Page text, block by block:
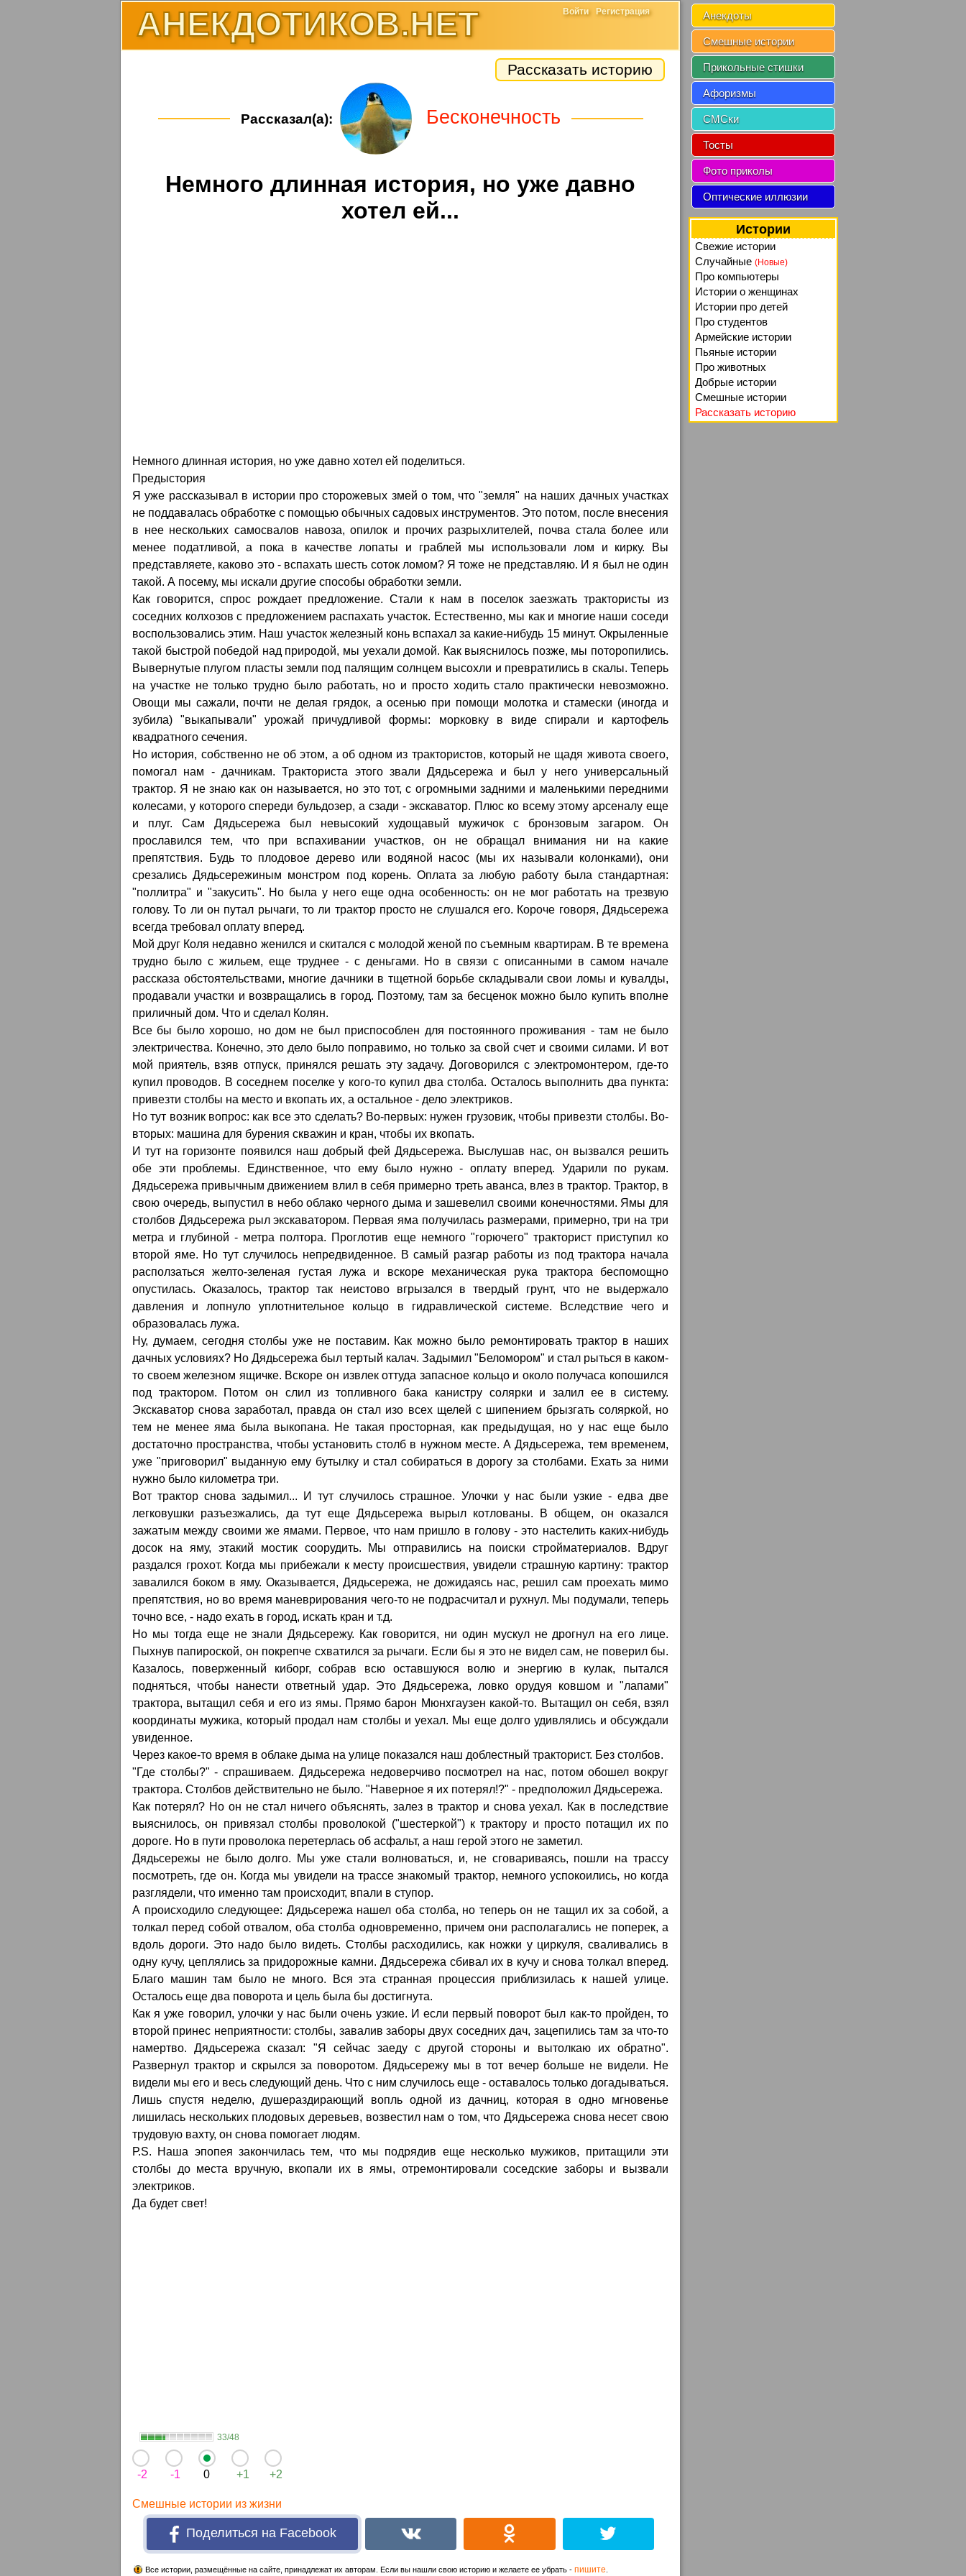
АНЕКДОТИКОВ.НЕТ Войти Регистрация
Рассказать историю
Рассказал(а): Бесконечность
Немного длинная история, но уже давно
хотел ей...
Немного длинная история, но уже давно хотел ей поделиться.
Предыстория
Я уже рассказывал в истории про сторожевых змей о том, что "земля" на наших дачных участках
не поддавалась обработке с помощью обычных садовых инструментов. Это потом, после внесения
в нее нескольких самосвалов навоза, опилок и прочих разрыхлителей, почва стала более или
менее податливой, а пока в качестве лопаты и граблей мы использовали лом и кирку. Вы
представляете, каково это - вспахать шесть соток ломом? Я тоже не представляю. И я был не один
такой. А посему, мы искали другие способы обработки земли.
Как говорится, спрос рождает предложение. Стали к нам в поселок заезжать трактористы из
соседних колхозов с предложением распахать участок. Естественно, мы как и многие наши соседи
воспользовались этим. Наш участок железный конь вспахал за какие-нибудь 15 минут. Окрыленные
такой быстрой победой над природой, мы уехали домой. Как выяснилось позже, мы поторопились.
Вывернутые плугом пласты земли под палящим солнцем высохли и превратились в скалы. Теперь
на участке не только трудно было работать, но и просто ходить стало практически невозможно.
Овощи мы сажали, почти не делая грядок, а осенью при помощи молотка и стамески (иногда и
зубила) "выкапывали" урожай причудливой формы: морковку в виде спирали и картофель
квадратного сечения.
Но история, собственно не об этом, а об одном из трактористов, который не щадя живота своего,
помогал нам - дачникам. Тракториста этого звали Дядьсережа и был у него универсальный
трактор. Я не знаю как он называется, но это тот, с огромными задними и маленькими передними
колесами, у которого спереди бульдозер, а сзади - экскаватор. Плюс ко всему этому арсеналу еще
и плуг. Сам Дядьсережа был невысокий худощавый мужичок с бронзовым загаром. Он
прославился тем, что при вспахивании участков, он не обращал внимания ни на какие
препятствия. Будь то плодовое дерево или водяной насос (мы их называли колонками), они
срезались Дядьсережиным монстром под корень. Оплата за любую работу была стандартная:
"поллитра" и "закусить". Но была у него еще одна особенность: он не мог работать на трезвую
голову. То ли он путал рычаги, то ли трактор просто не слушался его. Короче говоря, Дядьсережа
всегда требовал оплату вперед.
Мой друг Коля недавно женился и скитался с молодой женой по съемным квартирам. В те времена
трудно было с жильем, еще труднее - с деньгами. Но в связи с описанными в самом начале
рассказа обстоятельствами, многие дачники в тщетной борьбе складывали свои ломы и кувалды,
продавали участки и возвращались в город. Поэтому, там за бесценок можно было купить вполне
приличный дом. Что и сделал Колян.
Все бы было хорошо, но дом не был приспособлен для постоянного проживания - там не было
электричества. Конечно, это дело было поправимо, но только за свой счет и своими силами. И вот
мой приятель, взяв отпуск, принялся решать эту задачу. Договорился с электромонтером, где-то
купил проводов. В соседнем поселке у кого-то купил два столба. Осталось выполнить два пункта:
привезти столбы на место и вкопать их, а остальное - дело электриков.
Но тут возник вопрос: как все это сделать? Во-первых: нужен грузовик, чтобы привезти столбы. Во-
вторых: машина для бурения скважин и кран, чтобы их вкопать.
И тут на горизонте появился наш добрый фей Дядьсережа. Выслушав нас, он вызвался решить
обе эти проблемы. Единственное, что ему было нужно - оплату вперед. Ударили по рукам.
Дядьсережа привычным движением влил в себя примерно треть аванса, влез в трактор. Трактор, в
свою очередь, выпустил в небо облако черного дыма и зашевелил своими конечностями. Ямы для
столбов Дядьсережа рыл экскаватором. Первая яма получилась размерами, примерно, три на три
метра и глубиной - метра полтора. Проглотив еще немного "горючего" тракторист приступил ко
второй яме. Но тут случилось непредвиденное. В самый разгар работы из под трактора начала
расползаться желто-зеленая густая лужа и вскоре механическая рука трактора беспомощно
опустилась. Оказалось, трактор так неистово вгрызался в твердый грунт, что не выдержало
давления и лопнуло уплотнительное кольцо в гидравлической системе. Вследствие чего и
образовалась лужа.
Ну, думаем, сегодня столбы уже не поставим. Как можно было ремонтировать трактор в наших
дачных условиях? Но Дядьсережа был тертый калач. Задымил "Беломором" и стал рыться в каком-
то своем железном ящичке. Вскоре он извлек оттуда запасное кольцо и около получаса копошился
под трактором. Потом он слил из топливного бака канистру солярки и залил ее в систему.
Экскаватор снова заработал, правда он стал изо всех щелей с шипением брызгать соляркой, но
тем не менее яма была выкопана. Не такая просторная, как предыдущая, но у нас еще было
достаточно пространства, чтобы установить столб в нужном месте. А Дядьсережа, тем временем,
уже "приговорил" выданную ему бутылку и стал собираться в дорогу за столбами. Ехать за ними
нужно было километра три.
Вот трактор снова задымил... И тут случилось страшное. Улочки у нас были узкие - едва две
легковушки разъезжались, да тут еще Дядьсережа вырыл котлованы. В общем, он оказался
зажатым между своими же ямами. Первое, что нам пришло в голову - это настелить каких-нибудь
досок на яму, этакий мостик соорудить. Мы отправились на поиски стройматериалов. Вдруг
раздался грохот. Когда мы прибежали к месту происшествия, увидели страшную картину: трактор
завалился боком в яму. Оказывается, Дядьсережа, не дожидаясь нас, решил сам проехать мимо
препятствия, но во время маневрирования чего-то не подрасчитал и рухнул. Мы подумали, теперь
точно все, - надо ехать в город, искать кран и т.д.
Но мы тогда еще не знали Дядьсережу. Как говорится, ни один мускул не дрогнул на его лице.
Пыхнув папироской, он покрепче схватился за рычаги. Если бы я это не видел сам, не поверил бы.
Казалось, поверженный киборг, собрав всю оставшуюся волю и энергию в кулак, пытался
подняться, чтобы нанести ответный удар. Это Дядьсережа, ловко орудуя ковшом и "лапами"
трактора, вытащил себя и его из ямы. Прямо барон Мюнхгаузен какой-то. Вытащил он себя, взял
координаты мужика, который продал нам столбы и уехал. Мы еще долго удивлялись и обсуждали
увиденное.
Через какое-то время в облаке дыма на улице показался наш доблестный тракторист. Без столбов.
"Где столбы?" - спрашиваем. Дядьсережа недоверчиво посмотрел на нас, потом обошел вокруг
трактора. Столбов действительно не было. "Наверное я их потерял!?" - предположил Дядьсережа.
Как потерял? Но он не стал ничего объяснять, залез в трактор и снова уехал. Как в последствие
выяснилось, он привязал столбы проволокой ("шестеркой") к трактору и просто потащил их по
дороге. Но в пути проволока перетерлась об асфальт, а наш герой этого не заметил.
Дядьсережы не было долго. Мы уже стали волноваться, и, не сговариваясь, пошли на трассу
посмотреть, где он. Когда мы увидели на трассе знакомый трактор, немного успокоились, но когда
разглядели, что именно там происходит, впали в ступор.
А происходило следующее: Дядьсережа нашел оба столба, но теперь он не тащил их за собой, а
толкал перед собой отвалом, оба столба одновременно, причем они располагались не поперек, а
вдоль дороги. Это надо было видеть. Столбы расходились, как ножки у циркуля, сваливались в
одну кучу, цеплялись за придорожные камни. Дядьсережа сбивал их в кучу и снова толкал вперед.
Благо машин там было не много. Вся эта странная процессия приблизилась к нашей улице.
Осталось еще два поворота и цель была бы достигнута.
Как я уже говорил, улочки у нас были очень узкие. И если первый поворот был как-то пройден, то
второй принес неприятности: столбы, завалив заборы двух соседних дач, зацепились там за что-то
намертво. Дядьсережа сказал: "Я сейчас заеду с другой стороны и вытолкаю их обратно".
Развернул трактор и скрылся за поворотом. Дядьсережу мы в тот вечер больше не видели. Не
видели мы его и весь следующий день. Что с ним случилось еще - оставалось только догадываться.
Лишь спустя неделю, душераздирающий вопль одной из дачниц, которая в одно мгновенье
лишилась нескольких плодовых деревьев, возвестил нам о том, что Дядьсережа снова несет свою
трудовую вахту, он снова помогает людям.
Р.S. Наша эпопея закончилась тем, что мы подрядив еще несколько мужиков, притащили эти
столбы до места вручную, вкопали их в ямы, отремонтировали соседские заборы и вызвали
электриков.
Да будет свет!
33/48
-2 -1 0 +1 +2
Смешные истории из жизни
Поделиться на Facebook
Все истории, размещённые на сайте, принадлежат их авторам. Если вы нашли свою историю и желаете ее убрать - пишите
Анекдоты
Смешные истории
Прикольные стишки
Афоризмы
СМСки
Тосты
Фото приколы
Оптические иллюзии
Истории
Свежие истории
Случайные (Новые)
Про компьютеры
Истории о женщинах
Истории про детей
Про студентов
Армейские истории
Пьяные истории
Про животных
Добрые истории
Смешные истории
Рассказать историю